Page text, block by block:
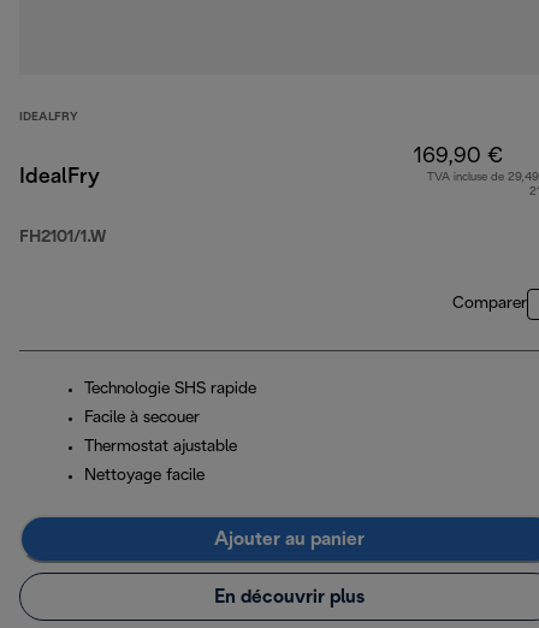
IDEALFRY
IdealFry
FH2101/1.W
169,90 €
TVA incluse de
Comparer
Technologie SHS rapide
Facile à secouer
Thermostat ajustable
Nettoyage facile
Ajouter au panier
En découvrir plus